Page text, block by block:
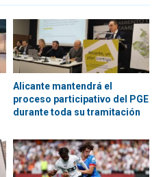
Alicante mantendrá el
proceso participativo del PGE
durante toda su tramitación